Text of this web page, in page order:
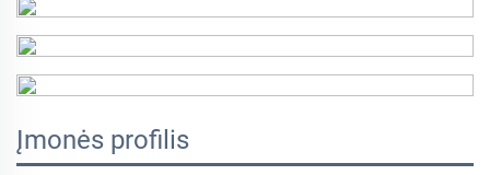
Įmonės profilis